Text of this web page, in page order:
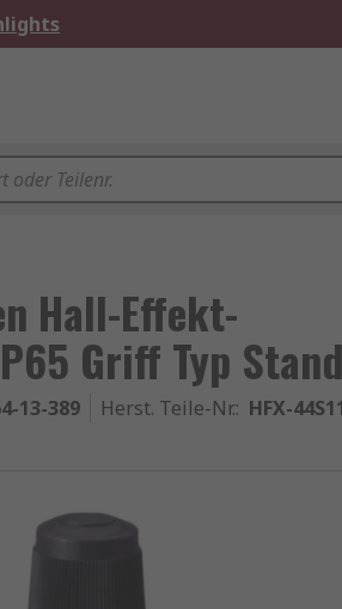
Hall-Effekt-
Griff Typ
13-389 Herst. Teile-Nr.: HFX-